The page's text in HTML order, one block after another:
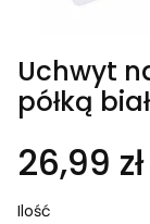
Uchwyt
półką
26,99 zł
Ilość